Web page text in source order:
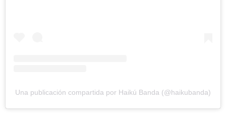
Una publicación compartida por Haikú Banda (@haikubanda)